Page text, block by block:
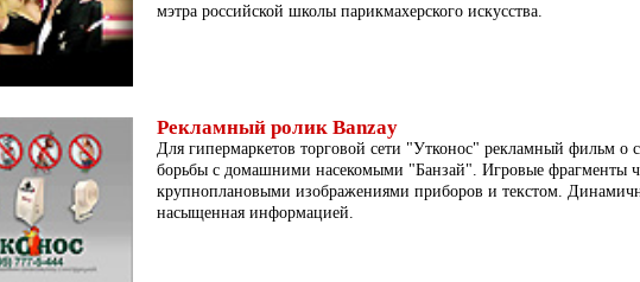
мэтра российской школы парикмахерского искусства.
Рекламный ролик Banzay
Для гипермаркетов торговой сети "Утконос" рекламный фильм о
борьбы с домашними насекомыми "Банзай". Игровые фрагменты
крупноплановыми изображениями приборов и текстом.
насыщенная информацией.